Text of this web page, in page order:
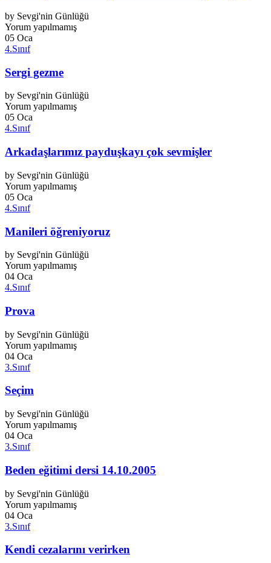
by Sevgi'nin Günlüğü
Yorum yapılmamış
05 Oca
4.Sınıf
Sergi gezme
by Sevgi'nin Günlüğü
Yorum yapılmamış
05 Oca
4.Sınıf
Arkadaşlarımız payduşkayı çok sevmişler
by Sevgi'nin Günlüğü
Yorum yapılmamış
05 Oca
4.Sınıf
Manileri öğreniyoruz
by Sevgi'nin Günlüğü
Yorum yapılmamış
04 Oca
4.Sınıf
Prova
by Sevgi'nin Günlüğü
Yorum yapılmamış
04 Oca
3.Sınıf
Seçim
by Sevgi'nin Günlüğü
Yorum yapılmamış
04 Oca
3.Sınıf
Beden eğitimi dersi 14.10.2005
by Sevgi'nin Günlüğü
Yorum yapılmamış
04 Oca
3.Sınıf
Kendi cezalarını verirken